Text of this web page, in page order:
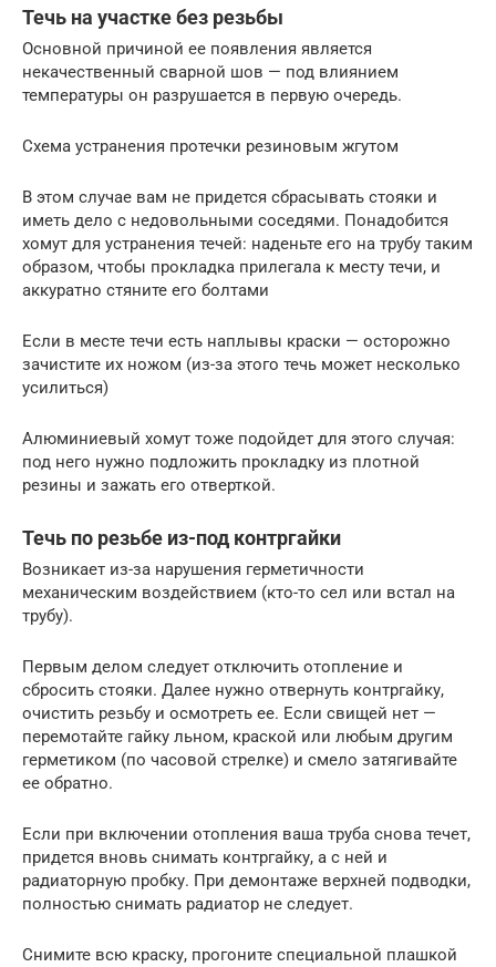
Течь на участке без резьбы
Основной причиной ее появления является
некачественный сварной шов — под влиянием
температуры он разрушается в первую очередь.
Схема устранения протечки резиновым жгутом
В этом случае вам не придется сбрасывать стояки и
иметь дело с недовольными соседями. Понадобится
хомут для устранения течей: наденьте его на трубу таким
образом, чтобы прокладка прилегала к месту течи, и
аккуратно стяните его болтами
Если в месте течи есть наплывы краски — осторожно
зачистите их ножом (из-за этого течь может несколько
усилиться)
Алюминиевый хомут тоже подойдет для этого случая:
под него нужно подложить прокладку из плотной
резины и зажать его отверткой.
Течь по резьбе из-под контргайки
Возникает из-за нарушения герметичности
механическим воздействием (кто-то сел или встал на
трубу).
Первым делом следует отключить отопление и
сбросить стояки. Далее нужно отвернуть контргайку,
очистить резьбу и осмотреть ее. Если свищей нет —
перемотайте гайку льном, краской или любым другим
герметиком (по часовой стрелке) и смело затягивайте
ее обратно.
Если при включении отопления ваша труба снова течет,
придется вновь снимать контргайку, а с ней и
радиаторную пробку. При демонтаже верхней подводки,
полностью снимать радиатор не следует.
Снимите всю краску, прогоните специальной плашкой